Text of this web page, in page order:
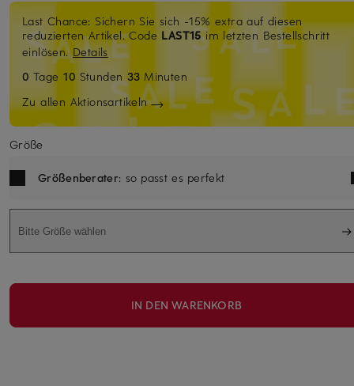
Last Chance: Sichern Sie sich -15% extra auf diesen
reduzierten Artikel. Code LAST15im letzten Bestellschritt
einlösen.Details
0 Tage10 Stunden 33 Minuten
Zu allen Aktionsartikeln
Größe
Größenberater: so passt es perfekt
Bitte Größe wählen
IN DEN WARENKORB